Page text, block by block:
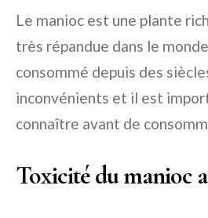
Le manioc est une plante
très répandue dans le
consommé depuis des
inconvénients et il est
connaître avant de
Toxicité du manioc